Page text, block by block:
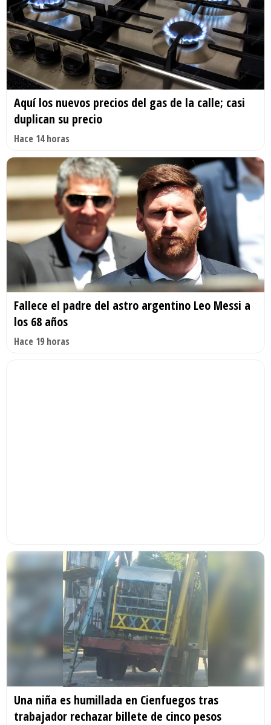
Aquí los nuevos precios del gas de la calle; casi
duplican su precio
Hace 14 horas
Fallece el padre del astro argentino Leo Messi a
los 68 años
Hace 19 horas
Una niña es humillada en Cienfuegos tras
trabajador rechazar billete de cinco pesos